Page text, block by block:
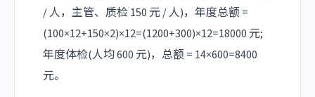
/ 人，主管、质检 150 元 / 人)，年度总额 =
(100×12+150×2)×12=(1200+300)×12=18000 元;
年度体检(人均 600 元)，总额 = 14×600=8400
元。